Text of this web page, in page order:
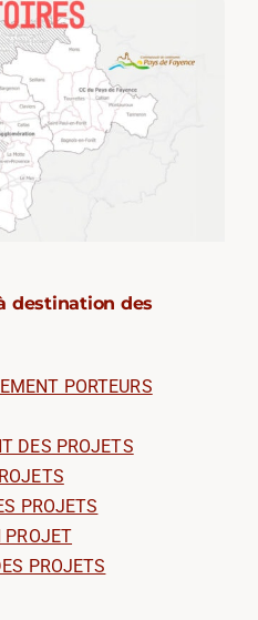
destination des
PORTEURS
DES PROJETS
PROJETS
PROJET
PROJETS